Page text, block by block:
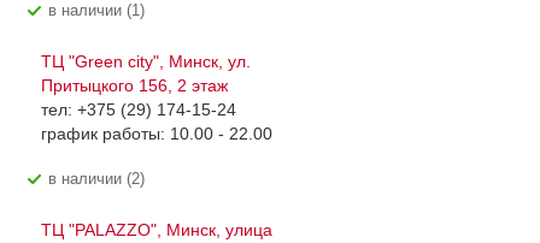
В наличии (1)
ТЦ "Green city", Минск, ул.
Притыцкого 156, 2 этаж
тел: +375 (29) 174-15-24
график работы: 10.00 - 22.00
В наличии (2)
ТЦ "PALAZZO", Минск, улица